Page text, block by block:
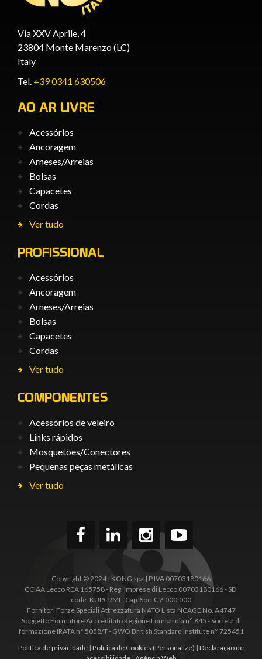
Via XXV Aprile, 4
23804 Monte Marenzo (LC)
Italy
Tel. +39 0341 630506
AO AR LIVRE
Acessórios
Ancoragem
Arneses/Arreias
Bolsas
Capacetes
Cordas
Ver tudo
PROFISSIONAL
Acessórios
Ancoragem
Arneses/Arreias
Bolsas
Capacetes
Cordas
Ver tudo
COMPONENTES
Acessórios de veleiro
Links rápidos
Mosquetões/Conectores
Pequenas peças metálicas
Ver tudo
Copyright © 2024 | KONG spa | P.IVA 00703180166
CCIAA Lecco REA 165758 - Reg. Imprese di Lecco 00703180166 - SDI
code: KUPCRMI - Cap. Soc. € 2.000.000
Fornitori Forze Speciali Attrezzatura NATO Lista NCAGE No. A4747
Soggetto Formatore Accreditato Regione Lombardia n° 845 - Società di
formazione IRATA n° 5058/T - GWO British Standard Institute n° 725451
Política de privacidade | Política de Cookies (Personalize) | Declaração de